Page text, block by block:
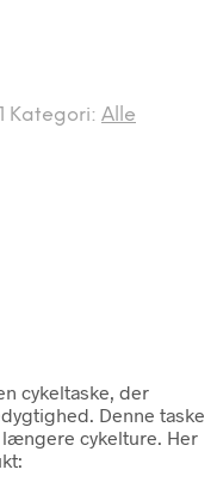
Kategori: Alle
cykeltaske, der
Denne taske
cykelture. Her